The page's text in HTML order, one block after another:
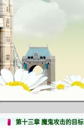
第十三章 魔鬼攻击的目